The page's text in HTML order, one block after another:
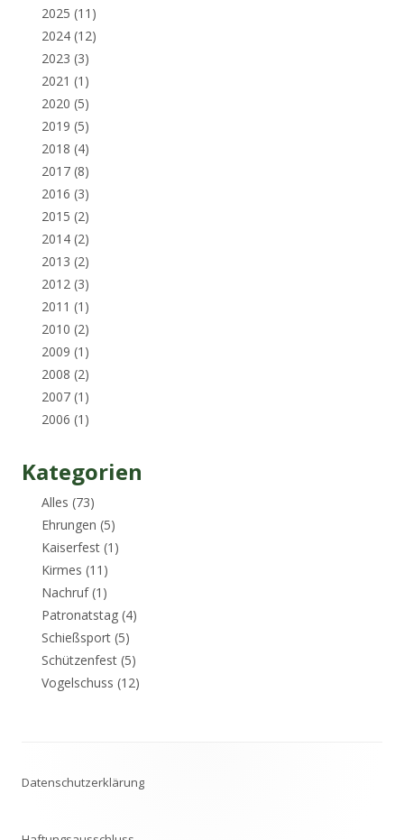
2025 (11)
2024 (12)
2023 (3)
2021 (1)
2020 (5)
2019 (5)
2018 (4)
2017 (8)
2016 (3)
2015 (2)
2014 (2)
2013 (2)
2012 (3)
2011 (1)
2010 (2)
2009 (1)
2008 (2)
2007 (1)
2006 (1)
Kategorien
Alles (73)
Ehrungen (5)
Kaiserfest (1)
Kirmes (11)
Nachruf(1)
Patronatstag (4)
Schießsport (5)
Schützenfest (5)
Vogelschuss (12)
Inhalt
Datenschutzerklärung